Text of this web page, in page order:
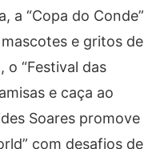
a “Copa do Conde”
e gritos de
o “Festival das
e caça ao
Soares promove
com desafios de